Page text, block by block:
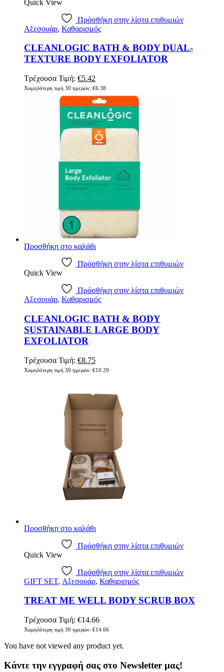
έχει
παραλλαγές.
Οι
μπορούν
να
επιλεγούν
στη
σελίδα
του
προϊόντος
Quick View
Πρόσθήκη στην λίστα επιθυμιών
Αξεσουάρ, Καθαρισμός
CLEANLOGIC BATH & BODY DUAL-
TEXTURE BODY EXFOLIATOR
Τρέχουσα Τιμή: Original
price
was:
€6.38.
€5.42
τρέχουσα
τιμή
είναι:
€5.42.
Χαμηλότερη τιμή 30 ημερών: €6.38
Προσθήκη στο καλάθι
Πρόσθήκη στην λίστα επιθυμιών
Quick View
Πρόσθήκη στην λίστα επιθυμιών
Αξεσουάρ, Καθαρισμός
CLEANLOGIC BATH & BODY
SUSTAINABLE LARGE BODY
EXFOLIATOR
Τρέχουσα Τιμή: Original
price
€8.75Η
τρέχουσα
€8.75.
Χαμηλότερη τιμή 30 ημερών: €10.29
Προσθήκη στο καλάθι
Πρόσθήκη στην λίστα επιθυμιών
Quick View
Πρόσθήκη στην λίστα επιθυμιών
GIFT SET, Αξεσουάρ, Καθαρισμός
TREAT ME WELL BODY SCRUB BOX
Τρέχουσα Τιμή: €14.66
Χαμηλότερη τιμή 30 ημερών: €14.66
You have not viewed any product yet.
Κάντε την εγγραφή σας στο Newsletter μας!